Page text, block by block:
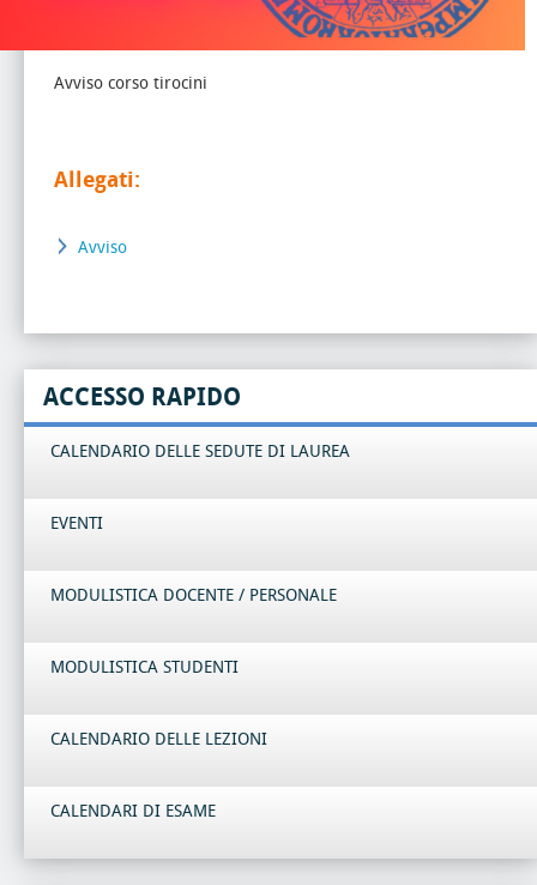
Avviso corso tirocini
Allegati:
Avviso
ACCESSO RAPIDO
CALENDARIO DELLE SEDUTE DI LAUREA
EVENTI
MODULISTICA DOCENTE / PERSONALE
MODULISTICA STUDENTI
CALENDARIO DELLE LEZIONI
CALENDARI DI ESAME